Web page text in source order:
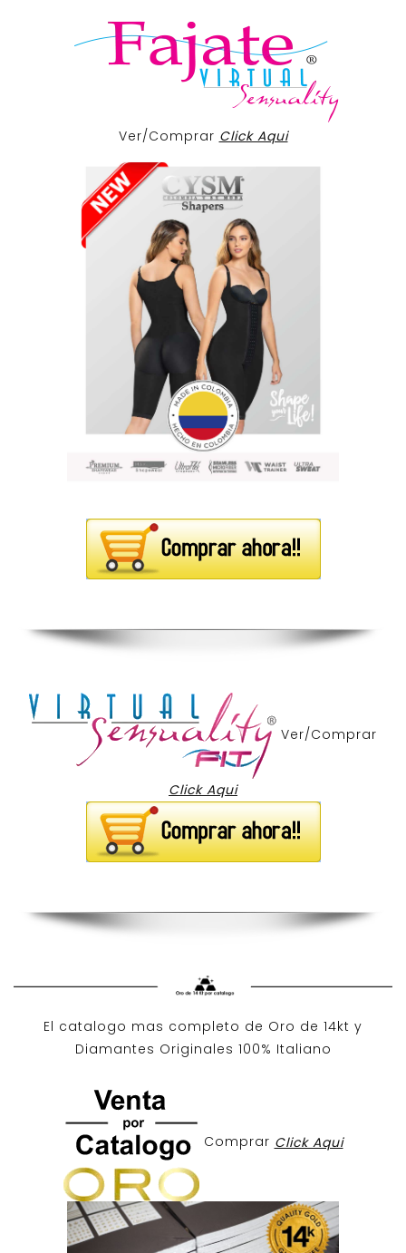
Ver/Comprar Click Aqui
Ver/Comprar
Click Aqui
El catalogo mas completo de Oro de 14kt y
Diamantes Originales 100% Italiano
Comprar Click Aqui